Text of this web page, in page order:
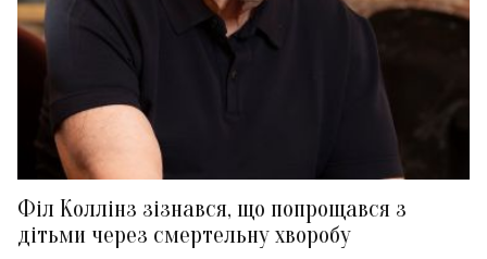
Філ Коллінз зізнався, що попрощався з
дітьми через смертельну хворобу